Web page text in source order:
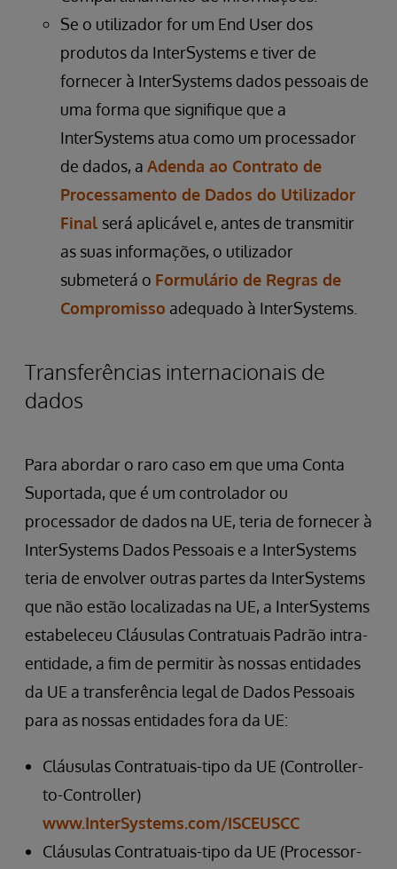
Se o utilizador for um End User dos
produtos da InterSystems e tiver de
fornecer à InterSystems dados pessoais de
uma forma que signifique que a
InterSystems atua como um processador
de dados, a Adenda ao Contrato de
Processamento de Dados do Utilizador
Final será aplicável e, antes de transmitir
as suas informações, o utilizador
submeterá o Formulário de Regras de
Compromisso adequado à InterSystems.
Transferências internacionais de
dados
Para abordar o raro caso em que uma Conta
Suportada, que é um controlador ou
processador de dados na UE, teria de fornecer à
InterSystems Dados Pessoais e a InterSystems
teria de envolver outras partes da InterSystems
que não estão localizadas na UE, a InterSystems
estabeleceu Cláusulas Contratuais Padrão intra-
entidade, a fim de permitir às nossas entidades
da UE a transferência legal de Dados Pessoais
para as nossas entidades fora da UE:
Cláusulas Contratuais-tipo da UE (Controller-
to-Controller)
www.InterSystems.com/ISCEUSCC
Cláusulas Contratuais-tipo da UE (Processor-